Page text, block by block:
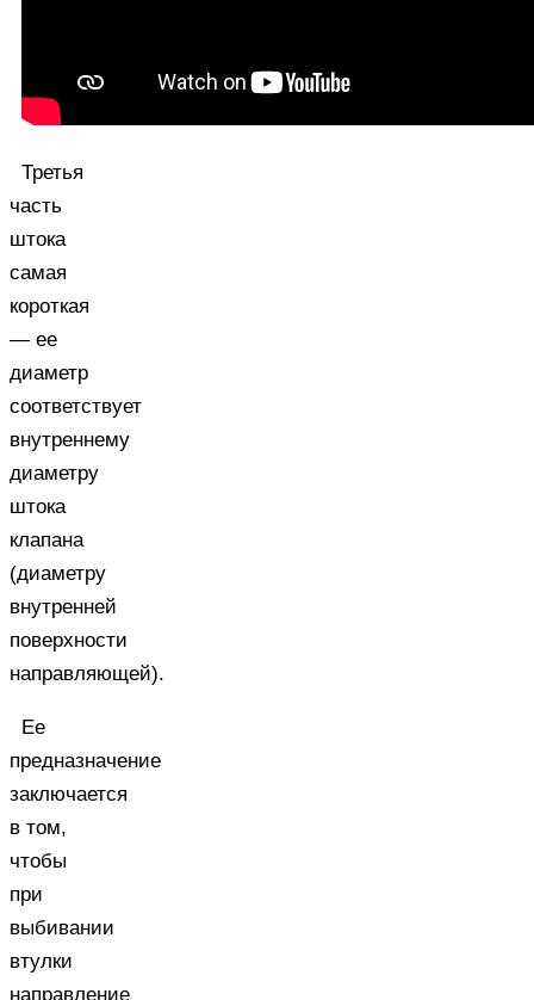
Третья
часть
штока
самая
короткая
— ее
диаметр
соответствует
внутреннему
диаметру
штока
клапана
(диаметру
внутренней
поверхности
направляющей).
Ее
предназначение
заключается
в том,
чтобы
при
выбивании
втулки
направление